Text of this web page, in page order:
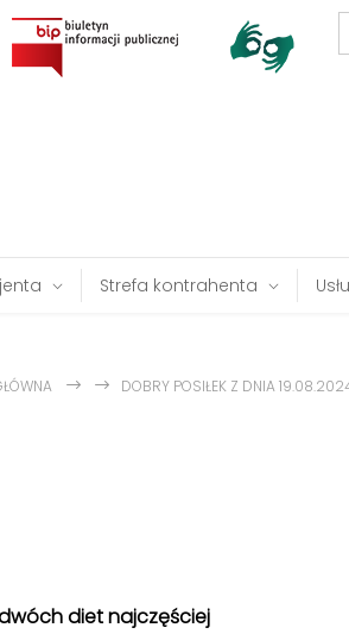
Strefa kontrahenta
DOBRY POSIŁEK Z DNIA
diet najczęściej